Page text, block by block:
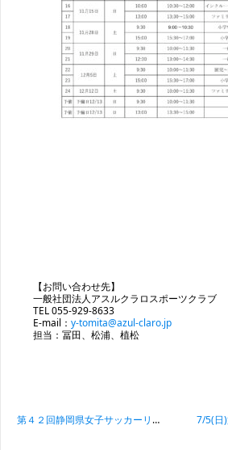
【お問い合わせ先】
一般社団法人アスルクラロスポーツクラブ
TEL 055-929-8633
E-mail：y-tomita@azul-claro.jp
担当：冨田、松浦、植松
第４２回静岡県女子サッカーリーグ 第３節 アスルクラロ沼津ガールズU15試合結果